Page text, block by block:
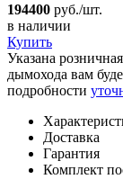
194400 руб./шт.
в наличии
Купить
Указана
дымохода вам
подробности
Доставка
Гарантия
Комплект